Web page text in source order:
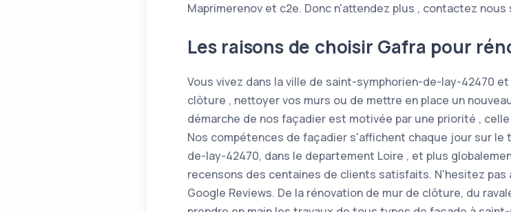
Maprimerenov et c2e. Donc n'attendez plus , contactez nous
Les raisons de choisir Gafra pour
Vous vivez dans la ville de saint-symphorien-de-lay-42470
clôture , nettoyer vos murs ou de mettre en place un
démarche de nos façadier est motivée par une priorité ,
Nos compétences de façadier s'affichent chaque jour sur le
de-lay-42470, dans le departement Loire , et plus
recensons des centaines de clients satisfaits. N'hesitez
Google Reviews. De la rénovation de mur de clôture, du